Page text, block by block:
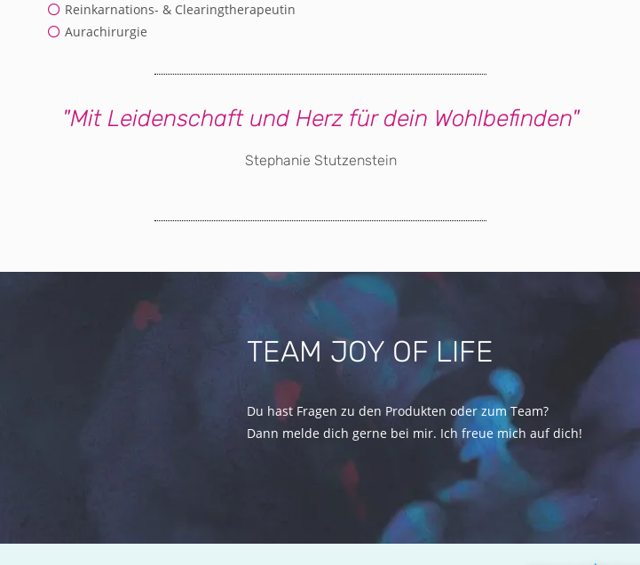
Reinkarnations- & Clearingtherapeutin
Aurachirurgie
"Mit Leidenschaft und Herz für dein Wohlbefinden"
Stephanie Stutzenstein
TEAM JOY OF LIFE
Du hast Fragen zu den Produkten oder zum Team?
Dann melde dich gerne bei mir. Ich freue mich auf dich!